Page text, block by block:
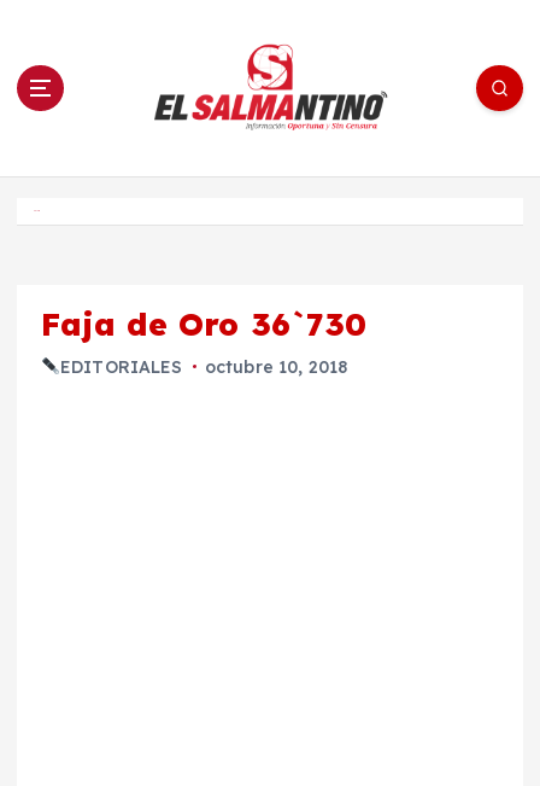
n El Salmantino - medios/noticias/editorial
Faja de Oro 36`730
EDITORIALES octubre 10, 2018